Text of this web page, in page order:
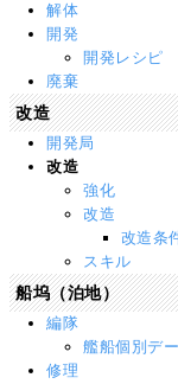
解体
開発
開発レシピ
廃棄
改造
開発局
改造
強化
改造
改造条
スキル
船坞（泊地）
編隊
艦船個別デ
修理